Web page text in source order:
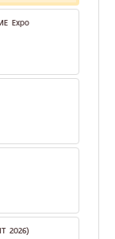
Expo
2026)